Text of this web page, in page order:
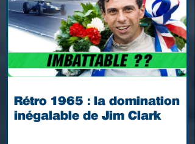
Rétro 1965 : la domination
inégalable de Jim Clark